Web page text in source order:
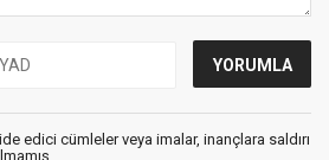
edici cümleler veya imalar, inançlara saldırı